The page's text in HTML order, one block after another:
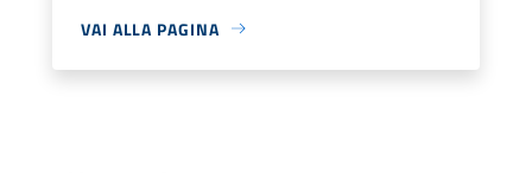
VAI ALLA PAGINA